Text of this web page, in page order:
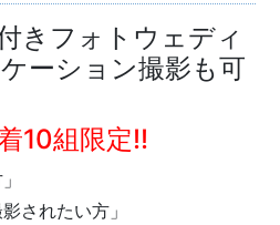
きフォトウェディ
ーション撮影も可
10組限定!!
されたい方」